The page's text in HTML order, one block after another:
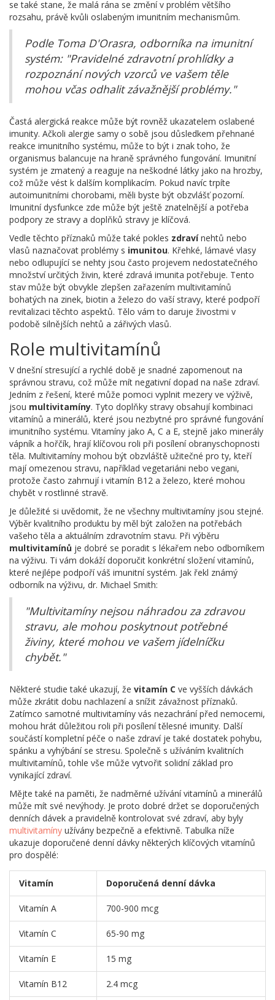
se také stane, že malá rána se změní v problém většího
rozsahu, právě kvůli oslabeným imunitním mechanismům.
Podle Toma D'Orasra, odborníka na imunitní
systém: "Pravidelné zdravotní prohlídky a
rozpoznání nových vzorců ve vašem těle
mohou včas odhalit závažnější problémy."
Častá alergická reakce může být rovněž ukazatelem oslabené
imunity. Ačkoli alergie samy o sobě jsou důsledkem přehnané
reakce imunitního systému, může to být i znak toho, že
organismus balancuje na hraně správného fungování. Imunitní
systém je zmatený a reaguje na neškodné látky jako na hrozby,
což může vést k dalším komplikacím. Pokud navíc trpíte
autoimunitními chorobami, měli byste být obzvlášť pozorní.
Imunitní dysfunkce zde může být ještě znatelnější a potřeba
podpory ze stravy a doplňků stravy je klíčová.
Vedle těchto příznaků může také pokles zdravínehtů nebo
vlasů naznačovat problémy s imunitou. Křehké, lámavé vlasy
nebo odlupující se nehty jsou často projevem nedostatečného
množství určitých živin, které zdravá imunita potřebuje. Tento
stav může být obvykle zlepšen zařazením multivitamínů
bohatých na zinek, biotin a železo do vaší stravy, které podpoří
revitalizaci těchto aspektů. Tělo vám to daruje živostmi v
podobě silnějších nehtů a zářivých vlasů.
Role multivitamínů
V dnešní stresující a rychlé době je snadné zapomenout na
správnou stravu, což může mít negativní dopad na naše zdraví.
Jedním z řešení, které může pomoci vyplnit mezery ve výživě,
jsou multivitamíny. Tyto doplňky stravy obsahují kombinaci
vitamínů a minerálů, které jsou nezbytné pro správné fungování
imunitního systému. Vitamíny jako A, C a E, stejně jako minerály
vápník a hořčík, hrají klíčovou roli při posílení obranyschopnosti
těla. Multivitamíny mohou být obzvláště užitečné pro ty, kteří
mají omezenou stravu, například vegetariáni nebo vegani,
protože často zahrnují i vitamín B12 a železo, které mohou
chybět v rostlinné stravě.
Je důležité si uvědomit, že ne všechny multivitamíny jsou stejné.
Výběr kvalitního produktu by měl být založen na potřebách
vašeho těla a aktuálním zdravotním stavu. Při výběru
multivitamínů je dobré se poradit s lékařem nebo odborníkem
na výživu. Ti vám dokáží doporučit konkrétní složení vitamínů,
které nejlépe podpoří váš imunitní systém. Jak řekl známý
odborník na výživu, dr. Michael Smith:
"Multivitamíny nejsou náhradou za zdravou
stravu, ale mohou poskytnout potřebné
živiny, které mohou ve vašem jídelníčku
chybět."
Některé studie také ukazují, že vitamín C ve vyšších dávkách
může zkrátit dobu nachlazení a snížit závažnost příznaků.
Zatímco samotné multivitamíny vás nezachrání před nemocemi,
mohou hrát důležitou roli při posílení tělesné imunity. Další
součástí kompletní péče o naše zdraví je také dostatek pohybu,
spánku a vyhýbání se stresu. Společně s užíváním kvalitních
multivitamínů, tohle vše může vytvořit solidní základ pro
vynikající zdraví.
Mějte také na paměti, že nadměrné užívání vitamínů a minerálů
může mít své nevýhody. Je proto dobré držet se doporučených
denních dávek a pravidelně kontrolovat své zdraví, aby byly
multivitamíny užívány bezpečně a efektivně. Tabulka níže
ukazuje doporučené denní dávky některých klíčových vitamínů
pro dospělé:
Vitamín Doporučená denní dávka
Vitamín A 700-900 mcg
Vitamín C 65-90 mg
Vitamín E 15 mg
Vitamín B12 2.4 mcg